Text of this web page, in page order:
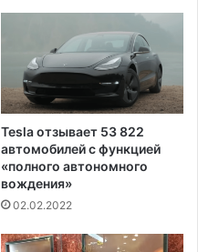
Tesla отзывает 53 822
автомобилей с функцией
«полного автономного
вождения»
02.02.2022